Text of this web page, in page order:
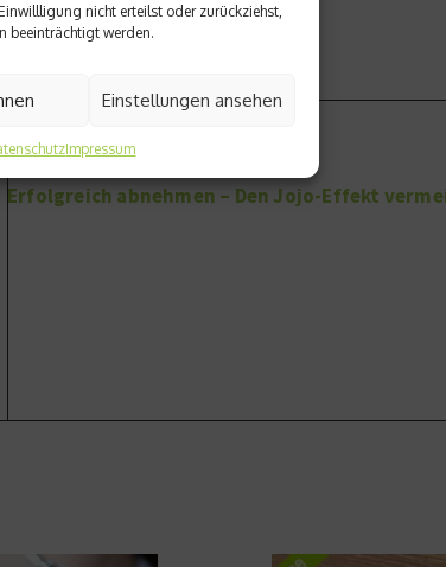
nicht erteilst oder zurückziehst,
beeinträchtigt werden.
Einstellungen ansehen
Impressum
Nächster Beitrag
Erfolgreich abnehmen – Den Jojo-Effekt